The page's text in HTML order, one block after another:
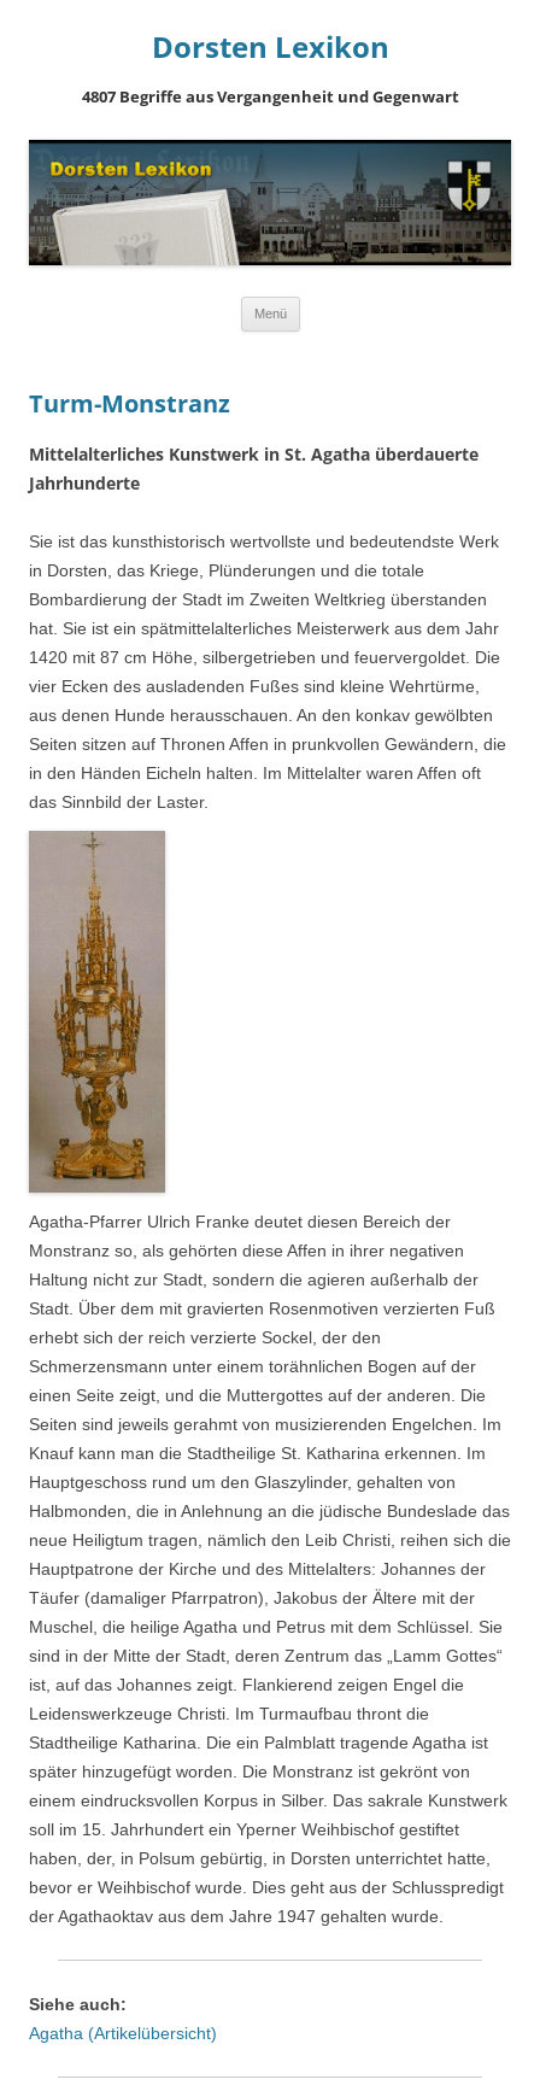
Dorsten Lexikon
4807 Begriffe aus Vergangenheit und Gegenwart
Menü
Turm-Monstranz
Mittelalterliches Kunstwerk in St. Agatha überdauerte
Jahrhunderte
Sie ist das kunsthistorisch wertvollste und bedeutendste Werk
in Dorsten, das Kriege, Plünderungen und die totale
Bombardierung der Stadt im Zweiten Weltkrieg überstanden
hat. Sie ist ein spätmittelalterliches Meisterwerk aus dem Jahr
1420 mit 87 cm Höhe, silbergetrieben und feuervergoldet. Die
vier Ecken des ausladenden Fußes sind kleine Wehrtürme,
aus denen Hunde herausschauen. An den konkav gewölbten
Seiten sitzen auf Thronen Affen in prunkvollen Gewändern, die
in den Händen Eicheln halten. Im Mittelalter waren Affen oft
das Sinnbild der Laster.
Agatha-Pfarrer Ulrich Franke deutet diesen Bereich der
Monstranz so, als gehörten diese Affen in ihrer negativen
Haltung nicht zur Stadt, sondern die agieren außerhalb der
Stadt. Über dem mit gravierten Rosenmotiven verzierten Fuß
erhebt sich der reich verzierte Sockel, der den
Schmerzensmann unter einem torähnlichen Bogen auf der
einen Seite zeigt, und die Muttergottes auf der anderen. Die
Seiten sind jeweils gerahmt von musizierenden Engelchen. Im
Knauf kann man die Stadtheilige St. Katharina erkennen. Im
Hauptgeschoss rund um den Glaszylinder, gehalten von
Halbmonden, die in Anlehnung an die jüdische Bundeslade das
neue Heiligtum tragen, nämlich den Leib Christi, reihen sich die
Hauptpatrone der Kirche und des Mittelalters: Johannes der
Täufer (damaliger Pfarrpatron), Jakobus der Ältere mit der
Muschel, die heilige Agatha und Petrus mit dem Schlüssel. Sie
sind in der Mitte der Stadt, deren Zentrum das „Lamm Gottes“
ist, auf das Johannes zeigt. Flankierend zeigen Engel die
Leidenswerkzeuge Christi. Im Turmaufbau thront die
Stadtheilige Katharina. Die ein Palmblatt tragende Agatha ist
später hinzugefügt worden. Die Monstranz ist gekrönt von
einem eindrucksvollen Korpus in Silber. Das sakrale Kunstwerk
soll im 15. Jahrhundert ein Yperner Weihbischof gestiftet
haben, der, in Polsum gebürtig, in Dorsten unterrichtet hatte,
bevor er Weihbischof wurde. Dies geht aus der Schlusspredigt
der Agathaoktav aus dem Jahre 1947 gehalten wurde.
Siehe auch:
Agatha (Artikelübersicht)